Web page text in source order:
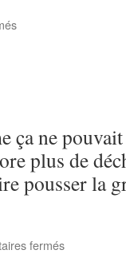
sur
de
terre
ça ne
plus de
pousser la
ferméssur